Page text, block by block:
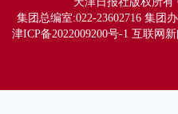
集团总编室:022-23602716 集团
津ICP备2022009200号-1 互联网